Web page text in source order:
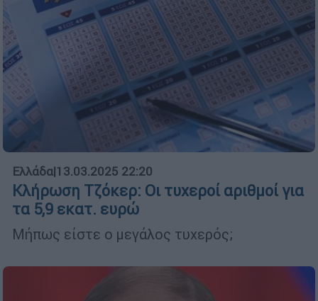
Ελλάδα|13.03.2025 22:20
Κλήρωση Τζόκερ: Οι τυχεροί αριθμοί για
τα 5,9 εκατ. ευρώ
Μήπως είστε ο μεγάλος τυχερός;